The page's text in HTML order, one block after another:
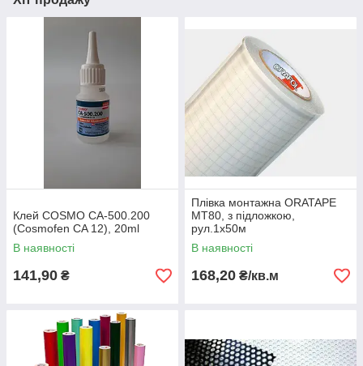
Клей COSMO CA-500.200
(Cosmofen CA 12), 20ml
В наявності
141,90 ₴
Плівка монтажна ORATAPE
MT80, з підложкою,
рул.1х50м
В наявності
168,20 ₴/кв.м